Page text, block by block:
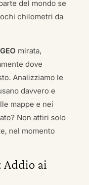
del mondo se
chilometri da
mirata,
dove
Analizziamo le
davvero e
mappe e nei
Non attiri solo
nel momento
Addio ai